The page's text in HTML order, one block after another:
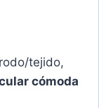
tejido,
cómoda